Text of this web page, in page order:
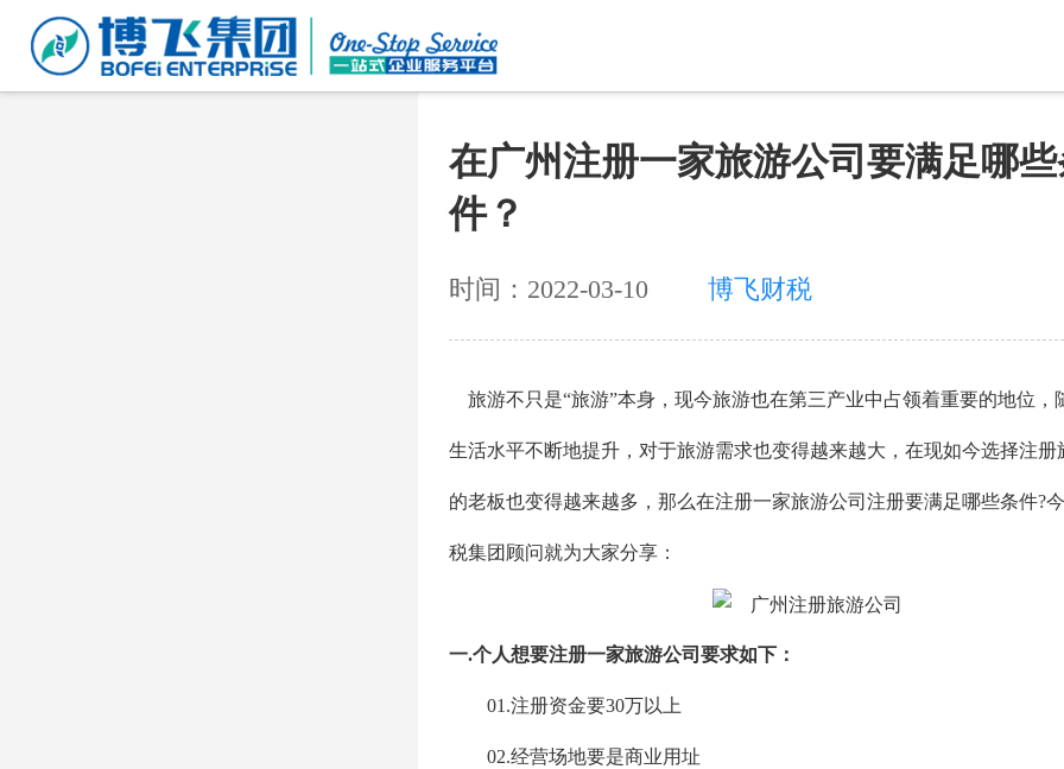
在广州注册一家旅游公司要满足哪
件？
时间：2022-03-10 博飞财税
旅游不只是“旅游”本身，现今旅游也在第三产业中占领着重要的地位，
生活水平不断地提升，对于旅游需求也变得越来越大， 在现如今选择注册
的老板也变得越来越多，那么在注册一家旅游公司注册要满足哪些条件?
税集团顾问就为大家分享：
一.个人想要注册一家旅游公司要求如下：
01.注册资金要30万以上
02.经营场地要是商业用址